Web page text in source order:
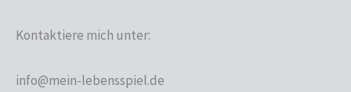
Kontaktiere mich unter:
info@mein-lebensspiel.de